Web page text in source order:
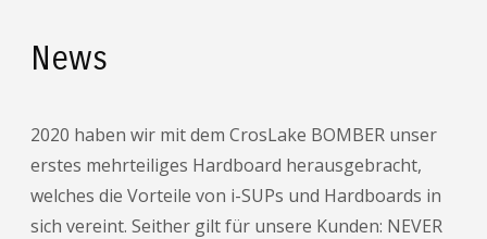
News
2020 haben wir mit dem CrosLake BOMBER unser
erstes mehrteiliges Hardboard herausgebracht,
welches die Vorteile von i-SUPs und Hardboards in
sich vereint. Seither gilt für unsere Kunden: NEVER